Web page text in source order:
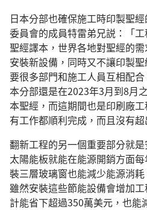
日本分部也確保施工時印製聖
委員會的成員特雷弟兄説：「
聖經譯本，世界各地對聖經的
安裝新設備，同時又不讓印製
要很多部門和施工人員互相配
本分部還是在2023年3月到8月
本聖經，而這期間也是印刷廠
有工作都順利完成，而且沒有超
翻新工程的另一個重要部分就
太陽能板就能在能源開銷方面
裝三層玻璃窗也能減少能源消
雖然安裝這些節能設備會增加
計能省下超過350萬美元，也能